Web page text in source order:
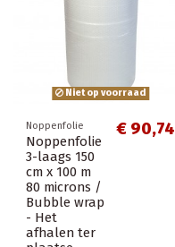
Niet op voorraad
Noppenfolie
Noppenfolie
3-laags 150
cm x 100 m
80 microns /
Bubble wrap
- Het
afhalen ter
€ 90,74